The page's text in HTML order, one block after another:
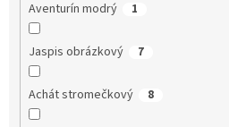
Aventurín modrý 1
Jaspis obrázkový 7
Achát stromečkový 8